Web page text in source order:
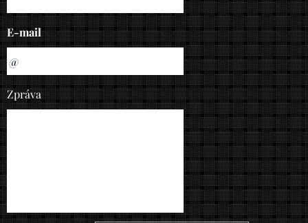
E-mail
Zpráva